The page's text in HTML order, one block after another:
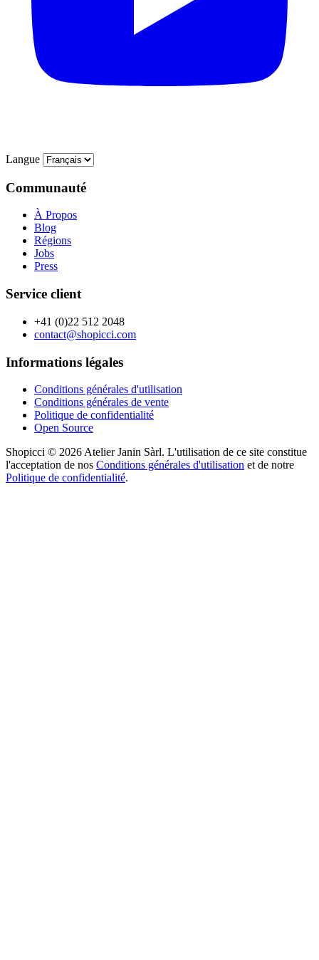
Langue
Communauté
À Propos
Blog
Régions
Jobs
Press
Service client
+41 (0)22 512 2048
contact@shopicci.com
Informations légales
Conditions générales d'utilisation
Conditions générales de vente
Politique de confidentialité
Open Source
Shopicci © 2026 Atelier Janin Sàrl. L'utilisation de ce site constitue
l'acceptation de nos Conditions générales d'utilisation et de notre
Politique de confidentialité.